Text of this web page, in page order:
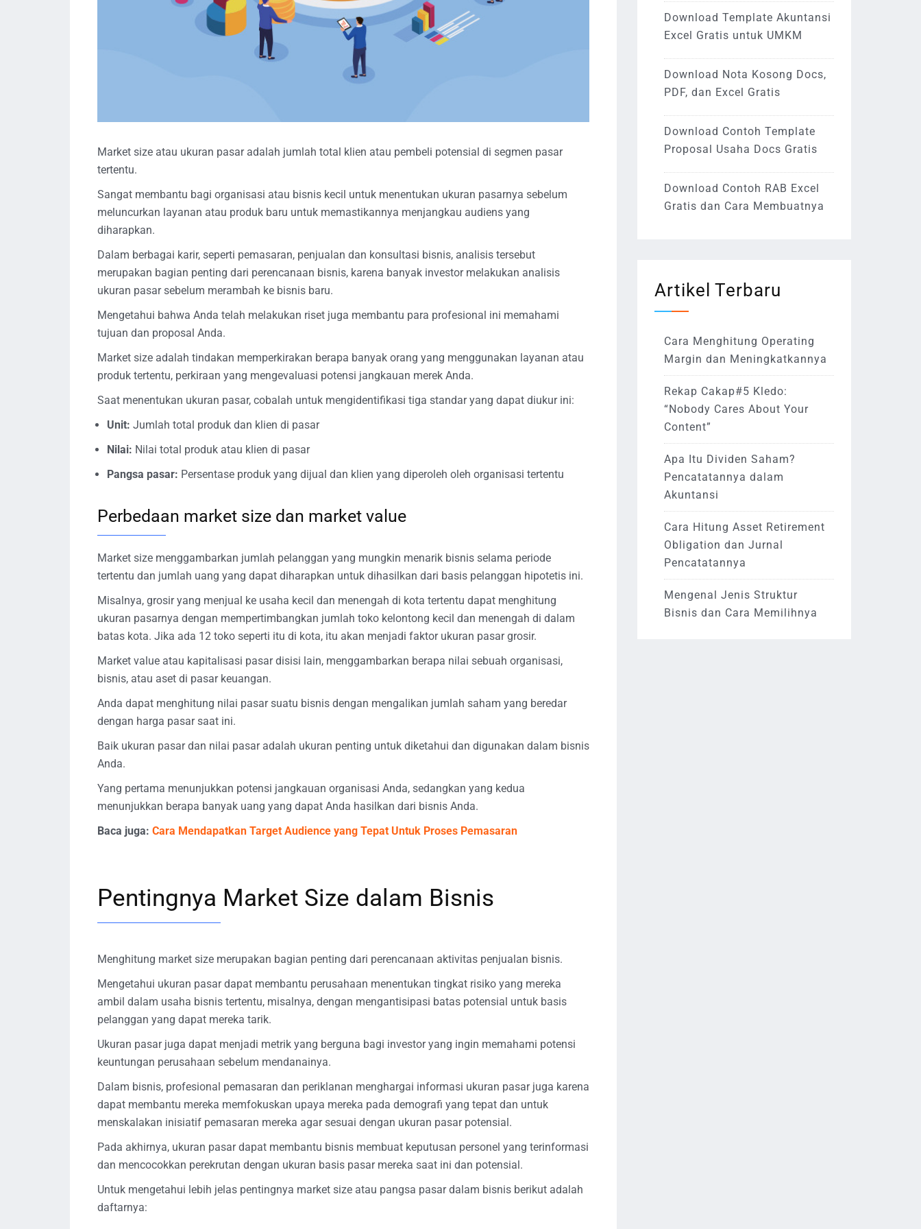
Market size atau ukuran pasar adalah jumlah total klien atau pembeli potensial di segmen pasar
tertentu.
Sangat membantu bagi organisasi atau bisnis kecil untuk menentukan ukuran pasarnya sebelum
meluncurkan layanan atau produk baru untuk memastikannya menjangkau audiens yang
diharapkan.
Dalam berbagai karir, seperti pemasaran, penjualan dan konsultasi bisnis, analisis tersebut
merupakan bagian penting dari perencanaan bisnis, karena banyak investor melakukan analisis
ukuran pasar sebelum merambah ke bisnis baru.
Mengetahui bahwa Anda telah melakukan riset juga membantu para profesional ini memahami
tujuan dan proposal Anda.
Market size adalah tindakan memperkirakan berapa banyak orang yang menggunakan layanan atau
produk tertentu, perkiraan yang mengevaluasi potensi jangkauan merek Anda.
Saat menentukan ukuran pasar, cobalah untuk mengidentifikasi tiga standar yang dapat diukur ini:
Unit: Jumlah total produk dan klien di pasar
Nilai: Nilai total produk atau klien di pasar
Pangsa pasar: Persentase produk yang dijual dan klien yang diperoleh oleh organisasi tertentu
Perbedaan market size dan market value
Market size menggambarkan jumlah pelanggan yang mungkin menarik bisnis selama periode
tertentu dan jumlah uang yang dapat diharapkan untuk dihasilkan dari basis pelanggan hipotetis ini.
Misalnya, grosir yang menjual ke usaha kecil dan menengah di kota tertentu dapat menghitung
ukuran pasarnya dengan mempertimbangkan jumlah toko kelontong kecil dan menengah di dalam
batas kota. Jika ada 12 toko seperti itu di kota, itu akan menjadi faktor ukuran pasar grosir.
Market value atau kapitalisasi pasar disisi lain, menggambarkan berapa nilai sebuah organisasi,
bisnis, atau aset di pasar keuangan.
Anda dapat menghitung nilai pasar suatu bisnis dengan mengalikan jumlah saham yang beredar
dengan harga pasar saat ini.
Baik ukuran pasar dan nilai pasar adalah ukuran penting untuk diketahui dan digunakan dalam bisnis
Anda.
Yang pertama menunjukkan potensi jangkauan organisasi Anda, sedangkan yang kedua
menunjukkan berapa banyak uang yang dapat Anda hasilkan dari bisnis Anda.
Baca juga: Cara Mendapatkan Target Audience yang Tepat Untuk Proses Pemasaran
Pentingnya Market Size dalam Bisnis
Menghitung market size merupakan bagian penting dari perencanaan aktivitas penjualan bisnis.
Mengetahui ukuran pasar dapat membantu perusahaan menentukan tingkat risiko yang mereka
ambil dalam usaha bisnis tertentu, misalnya, dengan mengantisipasi batas potensial untuk basis
pelanggan yang dapat mereka tarik.
Ukuran pasar juga dapat menjadi metrik yang berguna bagi investor yang ingin memahami potensi
keuntungan perusahaan sebelum mendanainya.
Dalam bisnis, profesional pemasaran dan periklanan menghargai informasi ukuran pasar juga karena
dapat membantu mereka memfokuskan upaya mereka pada demografi yang tepat dan untuk
menskalakan inisiatif pemasaran mereka agar sesuai dengan ukuran pasar potensial.
Pada akhirnya, ukuran pasar dapat membantu bisnis membuat keputusan personel yang terinformasi
dan mencocokkan perekrutan dengan ukuran basis pasar mereka saat ini dan potensial.
Untuk mengetahui lebih jelas pentingnya market size atau pangsa pasar dalam bisnis berikut adalah
daftarnya:
Download Template Akuntansi
Excel Gratis untuk UMKM
Download Nota Kosong Docs,
PDF, dan Excel Gratis
Download Contoh Template
Proposal Usaha Docs Gratis
Download Contoh RAB Excel
Gratis dan Cara Membuatnya
Artikel Terbaru
Cara Menghitung Operating
Margin dan Meningkatkannya
Rekap Cakap#5 Kledo:
“Nobody Cares About Your
Content”
Apa Itu Dividen Saham?
Pencatatannya dalam
Akuntansi
Cara Hitung Asset Retirement
Obligation dan Jurnal
Pencatatannya
Mengenal Jenis Struktur
Bisnis dan Cara Memilihnya